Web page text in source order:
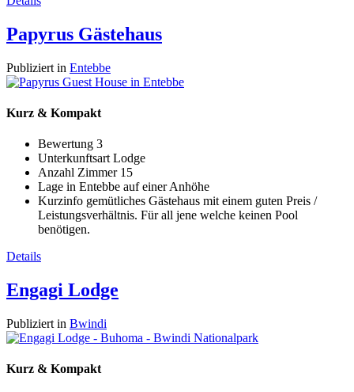
Papyrus Gästehaus
Publiziert in Entebbe
Kurz & Kompakt
Bewertung 3
Unterkunftsart Lodge
Anzahl Zimmer 15
Lage in Entebbe auf einer Anhöhe
Kurzinfo gemütliches Gästehaus mit einem guten Preis /
Leistungsverhältnis. Für all jene welche keinen Pool
benötigen.
Details
Engagi Lodge
Publiziert in Bwindi
Kurz & Kompakt